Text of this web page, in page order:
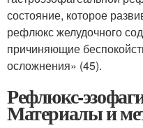
состояние, которое
рефлюкс желудочного
причиняющие
осложнения» (45).
Рефлюкс-
Материалы и